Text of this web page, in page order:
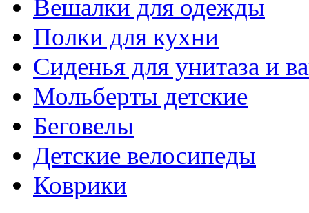
Вешалки для одежды
Полки для кухни
Сиденья для унитаза и
Мольберты детские
Беговелы
Детские велосипеды
Коврики